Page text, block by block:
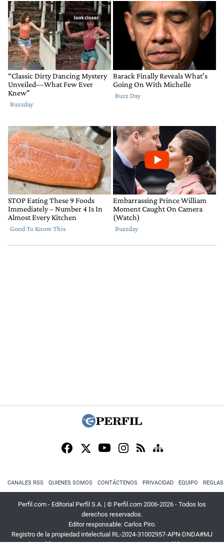
CANALES RSS QUIENES SOMOS CONTÁCTENOS PRIVACIDAD EQUIPO
Perfil.com - Editorial Perfil S.A. | © Perfil.com 2006-2026 - Todos los
derechos reservados.
Editor responsable: Carlos Piro.
Registro de la propiedad intelectual RL-2024-31002957-APN-DNDA#MJ